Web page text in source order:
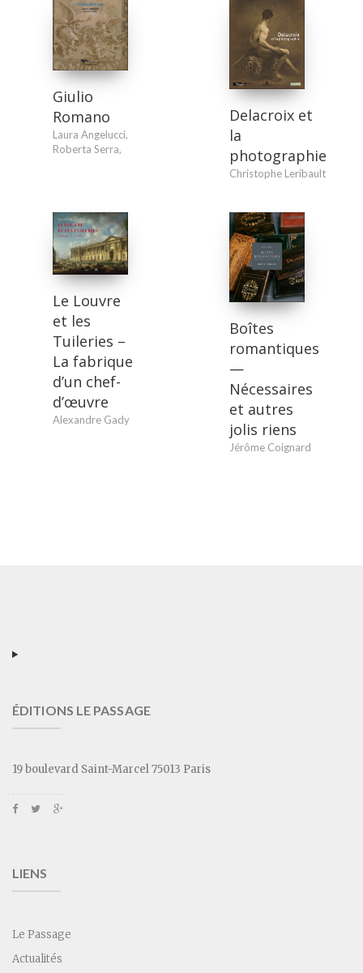
Giulio
Romano
Laura Angelucci,
Roberta Serra,
Delacroix et
la
photographie
Christophe Leribault
Le Louvre
et les
Tuileries –
La fabrique
d’un chef-
d’œuvre
Alexandre Gady
Boîtes
romantiques
—
Nécessaires
et autres
jolis riens
Jérôme Coignard
ÉDITIONS LE PASSAGE
19 boulevard Saint-Marcel 75013 Paris
LIENS
Le Passage
Actualités